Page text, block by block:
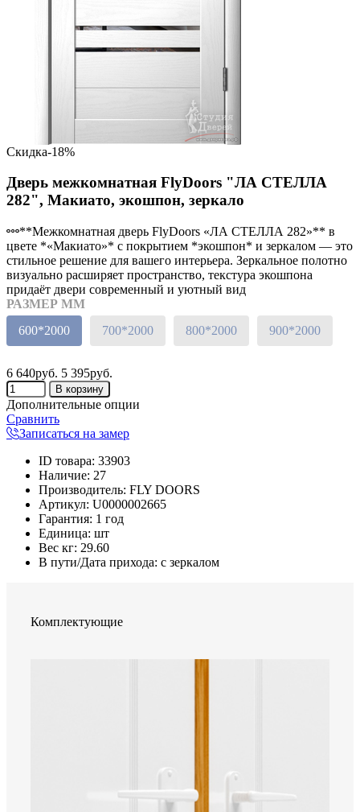
Скидка-18%
Дверь межкомнатная FlyDoors "ЛА СТЕЛЛА
282", Макиато, экошпон, зеркало
**Межкомнатная дверь FlyDoors «ЛА СТЕЛЛА 282»** в
цвете *«Макиато»* с покрытием *экошпон* и зеркалом — это
стильное решение для вашего интерьера. Зеркальное полотно
визуально расширяет пространство, текстура экошпона
придаёт двери современный и уютный вид
РАЗМЕР ММ
600*2000
700*2000 800*2000 900*2000
6 640руб. 5 395руб.
Дополнительные опции
Сравнить
Записаться на замер
ID товара: 33903
Наличие: 27
Производитель: FLY DOORS
Артикул: U0000002665
Гарантия: 1 год
Единица: шт
Вес кг: 29.60
В пути/Дата прихода: с зеркалом
Комплектующие